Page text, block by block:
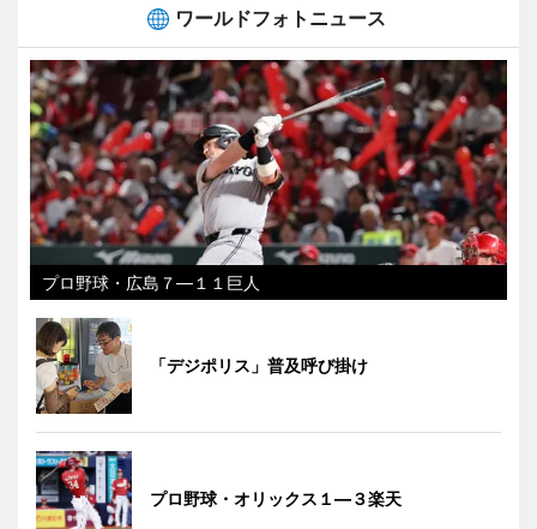
ワールドフォトニュース
プロ野球・広島７―１１巨人
「デジポリス」普及呼び掛け
プロ野球・オリックス１―３楽天